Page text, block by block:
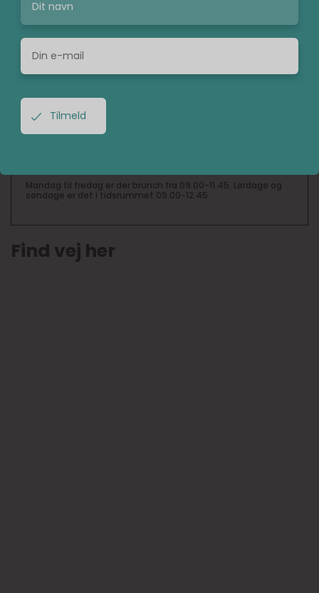
Åland?
Du kan nyde en brunch alle ugens dage, når du besøger
Hvor ligger Åland henne?
Du finder Åland på Jægergårdsgade 9, 8000 Aarhus.
Mandag til fredag er der brunch fra 09.00-11.45. Lørdage og
søndage er det i tidsrummet 09.00-12.45.
Find vej her